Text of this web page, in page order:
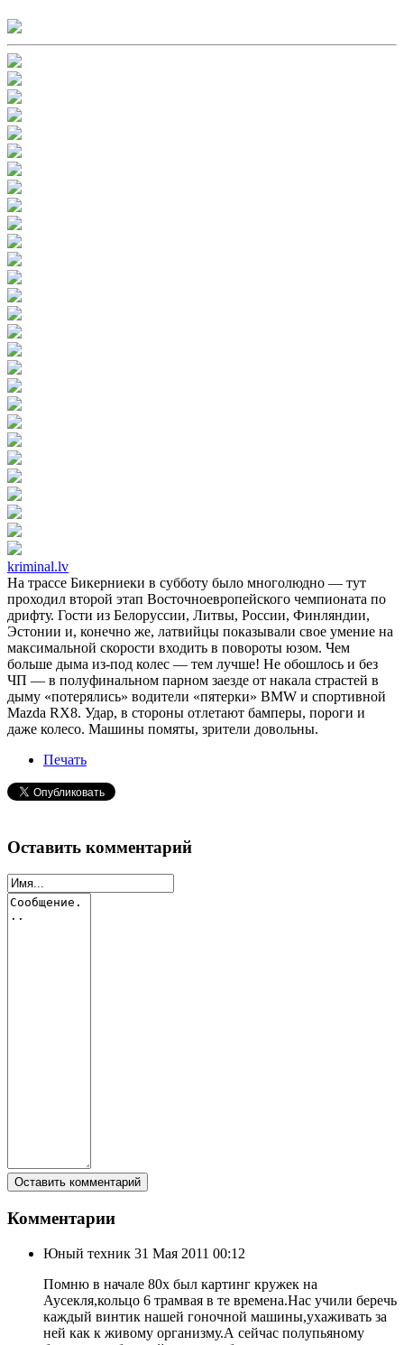
kriminal.lv
На трассе Бикерниеки в субботу было многолюдно — тут
проходил второй этап Восточноевропейского чемпионата по
дрифту. Гости из Белоруссии, Литвы, России, Финляндии,
Эстонии и, конечно же, латвийцы показывали свое умение на
максимальной скорости входить в повороты юзом. Чем
больше дыма из-под колес — тем лучше! Не обошлось и без
ЧП — в полуфинальном парном заезде от накала страстей в
дыму «потерялись» водители «пятерки» BMW и спортивной
Mazda RX8. Удар, в стороны отлетают бамперы, пороги и
даже колесо. Машины помяты, зрители довольны.
Печать
Оставить комментарий
Комментарии
Юный техник 31 Мая 2011 00:12
Помню в начале 80х был картинг кружек на
Аусекля,кольцо 6 трамвая в те времена.Нас учили беречь
каждый винтик нашей гоночной машины,ухаживать за
ней как к живому организму.А сейчас полупьяному